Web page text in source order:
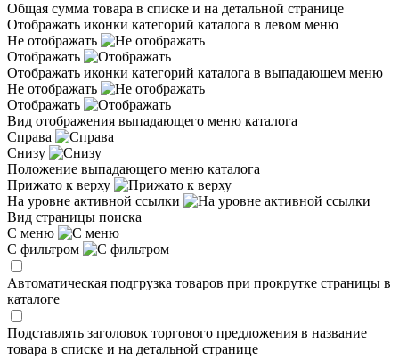
Общая сумма товара в списке и на детальной странице
Отображать иконки категорий каталога в левом меню
Не отображать
Отображать
Отображать иконки категорий каталога в выпадающем меню
Не отображать
Отображать
Вид отображения выпадающего меню каталога
Справа
Снизу
Положение выпадающего меню каталога
Прижато к верху
На уровне активной ссылки
Вид страницы поиска
С меню
С фильтром
Автоматическая подгрузка товаров при прокрутке страницы в
каталоге
Подставлять заголовок торгового предложения в название
товара в списке и на детальной странице